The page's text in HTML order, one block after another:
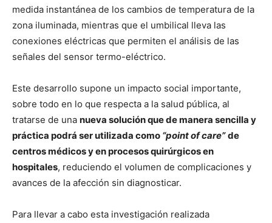
medida instantánea de los cambios de temperatura de la
zona iluminada, mientras que el umbilical lleva las
conexiones eléctricas que permiten el análisis de las
señales del sensor termo-eléctrico.
Este desarrollo supone un impacto social importante,
sobre todo en lo que respecta a la salud pública, al
tratarse de una nueva solución que de manera sencilla y
práctica podrá ser utilizada como “point of care” de
centros médicos y en procesos quirúrgicos en
hospitales, reduciendo el volumen de complicaciones y
avances de la afección sin diagnosticar.
Para llevar a cabo esta investigación realizada